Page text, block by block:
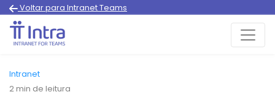
Voltar para Intranet Teams
Intranet
2min de leitura